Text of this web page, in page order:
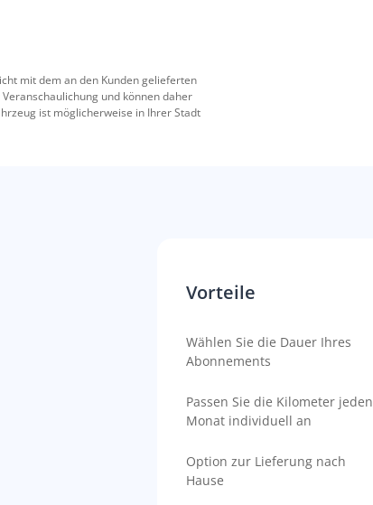
mit dem an den Kunden gelieferten
und können daher
ist möglicherweise in Ihrer Stadt
Vorteile
Wählen Sie die Dauer Ihres
Abonnements
Passen Sie die Kilometer jeden
Monat individuell an
Option zur Lieferung nach
Hause